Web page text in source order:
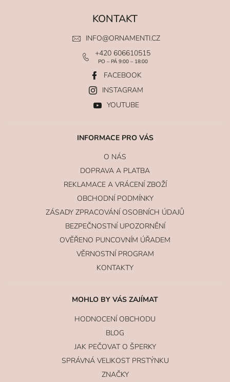
KONTAKT
INFO@ORNAMENTI.CZ
+420 606610515
PO – PÁ 9:00 – 18:00
FACEBOOK
INSTAGRAM
YOUTUBE
INFORMACE PRO VÁS
O NÁS
DOPRAVA A PLATBA
REKLAMACE A VRÁCENÍ ZBOŽÍ
OBCHODNÍ PODMÍNKY
ZÁSADY ZPRACOVÁNÍ OSOBNÍCH ÚDAJŮ
BEZPEČNOSTNÍ UPOZORNĚNÍ
OVĚŘENO PUNCOVNÍM ÚŘADEM
VĚRNOSTNÍ PROGRAM
KONTAKTY
MOHLO BY VÁS ZAJÍMAT
HODNOCENÍ OBCHODU
BLOG
JAK PEČOVAT O ŠPERKY
SPRÁVNÁ VELIKOST PRSTÝNKU
ZNAČKY